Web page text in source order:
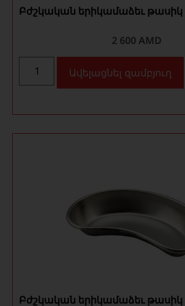
Բժշկական երիկամաձեւ թասիկ
2 600 AMD
Ավելացնել զամբյուղ
Բժշկական երիկամաձեւ թասիկ